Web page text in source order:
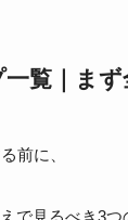
覧｜ま
前に、
で見るべき3